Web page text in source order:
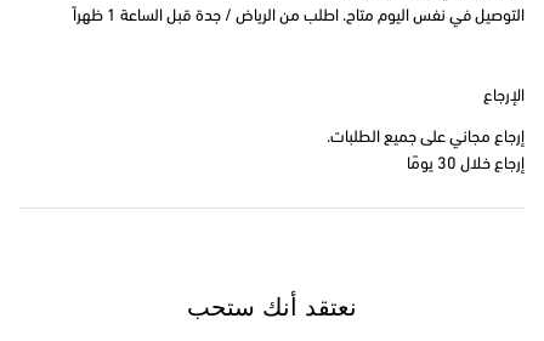
التوصيل في نفس اليوم متاح. اطلب من الرياض / جدة قبل الساعة 1 ظهراً
الإرجاع
إرجاع مجاني على جميع الطلبات.
إرجاع خلال 30 يومًا
نعتقد أنك ستحب